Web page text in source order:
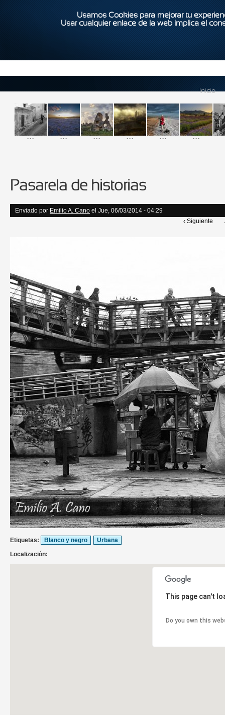
Usamos Cookies para mejorar tu
Usar cualquier enlace de la web implica el
Inicio
... ... ... ... ... ...
Pasarela de historias
Enviado por Emilio A. Cano el Jue, 06/03/2014 - 04:29
‹ Siguiente
Etiquetas: Blanco y negro
Urbana
Localización:
This page can't
Do you own this